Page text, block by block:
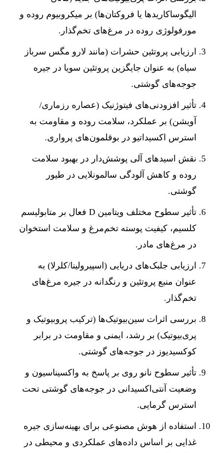
الیگوساکاریدها یا فروکتان‌ها) بر میکروبیوم روده و
مورفولوژی روده در مرغ‌های تخم‌گذار.
ارزیابی پروتئین حشرات (مانند لارو مگس سرباز
سیاه) به عنوان جایگزین پروتئین سویا در جیره
جوجه‌های گوشتی.
تأثیر افزودنی‌های فیتوژنیک (عصاره رزماری/
آویشن) بر عملکرد، سلامت روده و مقاومت به
استرس اکسیداتیو در بوقلمون‌های پرواری.
نقش اسیدهای آلی پوشش‌دار در بهبود سلامت
روده و کاهش آلودگی سالمونلایی در طیور
گوشتی.
تأثیر سطوح مختلف ویتامین D فعال بر متابولیسم
کلسیم، کیفیت پوسته تخم‌مرغ و سلامت استخوان
در مرغ‌های مادر.
ارزیابی جلبک‌های دریایی (اسپیرولینا/کلرلا) به
عنوان منبع پروتئین و رنگدانه در جیره مرغ‌های
تخم‌گذار.
بررسی اثرات سین‌بیوتیک‌ها (ترکیب پروبیوتیک و
پری‌بیوتیک) بر رشد، ایمنی و مقاومت در برابر
کوکسیدیوز در جوجه‌های گوشتی.
تأثیر سطوح نانو روی بر پاسخ به واکسیناسیون و
وضعیت آنتی‌اکسیدانی در جوجه‌های گوشتی تحت
استرس گرمایی.
استفاده از هوش مصنوعی برای بهینه‌سازی جیره
غذایی بر اساس داده‌های عملکردی و محیطی در